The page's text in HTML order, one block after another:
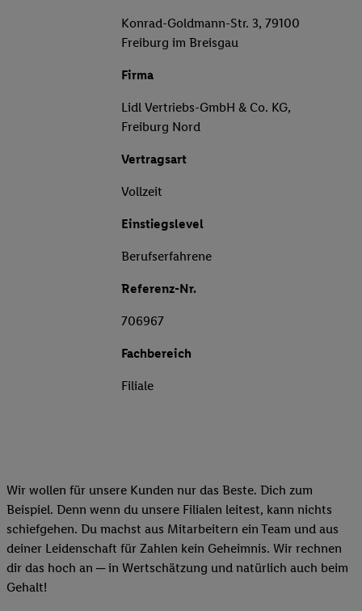
Konrad-Goldmann-Str. 3, 79100
Freiburg im Breisgau
Firma
Lidl Vertriebs-GmbH & Co. KG,
Freiburg Nord
Vertragsart
Vollzeit
Einstiegslevel
Berufserfahrene
Referenz-Nr.
706967
Fachbereich
Filiale
Wir wollen für unsere Kunden nur das Beste. Dich zum
Beispiel. Denn wenn du unsere Filialen leitest, kann nichts
schiefgehen. Du machst aus Mitarbeitern ein Team und aus
deiner Leidenschaft für Zahlen kein Geheimnis. Wir rechnen
dir das hoch an ─ in Wertschätzung und natürlich auch beim
Gehalt!